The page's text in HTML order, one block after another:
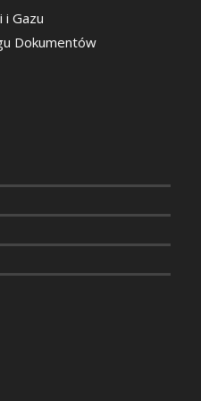
i Gazu
Dokumentów